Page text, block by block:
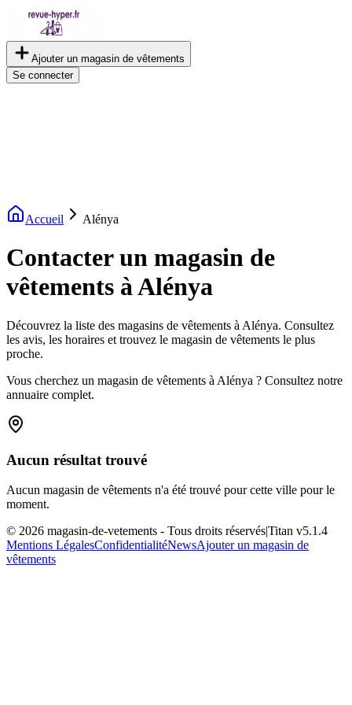
Ajouter un magasin de vêtements
Se connecter
Accueil Alénya
Contacter un magasin de
vêtements à Alénya
Découvrez la liste des magasins de vêtements à Alénya. Consultez
les avis, les horaires et trouvez le magasin de vêtements le plus
proche.
Vous cherchez un magasin de vêtements à Alénya ? Consultez notre
annuaire complet.
Aucun résultat trouvé
Aucun magasin de vêtements n'a été trouvé pour cette ville pour le
moment.
© 2026 magasin-de-vetements - Tous droits réservés|Titan v5.1.4
Mentions LégalesConfidentialitéNewsAjouter un magasin de
vêtements